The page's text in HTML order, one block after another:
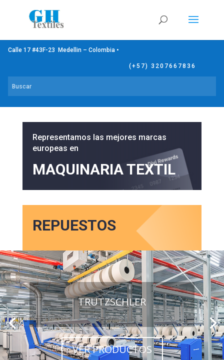
Calle 17 #43F-23 Medellin – Colombia •
(+57) 3207667836
Representamos las mejores marcas
europeas en
MAQUINARIA TEXTIL
REPUESTOS
TRUTZSCHLER
VER PRODUCTOS